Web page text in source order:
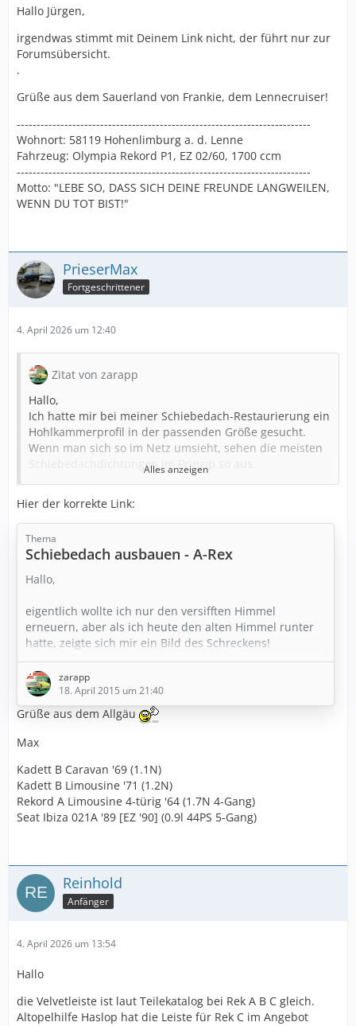
Hallo Jürgen,
irgendwas stimmt mit Deinem Link nicht, der führt nur zur
Forumsübersicht.
.
Grüße aus dem Sauerland von Frankie, dem Lennecruiser!
--------------------------------------------------------------------------
Wohnort: 58119 Hohenlimburg a. d. Lenne
Fahrzeug: Olympia Rekord P1, EZ 02/60, 1700 ccm
--------------------------------------------------------------------------
Motto: "LEBE SO, DASS SICH DEINE FREUNDE LANGWEILEN,
WENN DU TOT BIST!"
PrieserMax
Fortgeschrittener
4. April 2026 um 12:40
Zitat von zarapp
Hallo,
Ich hatte mir bei meiner Schiebedach-Restaurierung ein
Hohlkammerprofil in der passenden Größe gesucht.
Wenn man sich so im Netz umsieht, sehen die meisten
Schiebedachdichtungen im Prinzip so aus.
übrigens direkt in die Schweller führt, Rost ist hier
meist vorprogrammiert. ... mich hatte es damals böse
überrascht, als ich den Himmel erneuer wollte, das
Dach war darunter mega rostig.
Jürgen
hier noch der Link zum Thread meiner
Restaurierungsaktion:
Alles anzeigen
Hier der korrekte Link:
Thema
Schiebedach ausbauen - A-Rex
Hallo,
eigentlich wollte ich nur den versifften Himmel
erneuern, aber als ich heute den alten Himmel runter
hatte, zeigte sich mir ein Bild des Schreckens!
Der Rost hat sich an der gesamten Naht zwischen Dach
und Schiebedachkassette weit ausgebreitet.
Leider wird das Schiebedach im Werkstatthandbuch
nicht erwähnt, aber vielleicht kann mir einer von euch
1. Wie ist die Schiebedachkassette eigentlich mit dem
Dach verbunden? Schweißpunkte kann man nur an den
Trägern erkennen (drei an…
zarapp
18. April 2015 um 21:40
Grüße aus dem Allgäu
Max
Kadett B Caravan '69 (1.1N)
Kadett B Limousine '71 (1.2N)
Rekord A Limousine 4-türig '64 (1.7N 4-Gang)
Seat Ibiza 021A '89 [EZ '90] (0.9l 44PS 5-Gang)
Reinhold
Anfänger
4. April 2026 um 13:54
Hallo
die Velvetleiste ist laut Teilekatalog bei Rek A B C gleich.
Altopelhilfe Haslop hat die Leiste für Rek C im Angebot